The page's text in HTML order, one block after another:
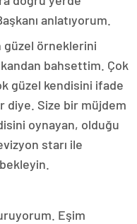
anlatıyorum.
güzel örneklerini
bahsettim. Çok
güzel kendisini ifade
diye. Size bir müjdem
oynayan, olduğu
starı ile
Eşim